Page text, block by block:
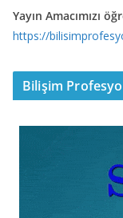
Yayın Amacımızı
https://
Bilişim